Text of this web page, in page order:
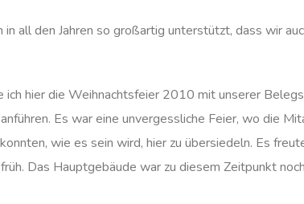
in all den Jahren so großartig unterstützt, dass wir
hier die Weihnachtsfeier 2010 mit unserer
Es war eine unvergessliche Feier, wo die
wie es sein wird, hier zu übersiedeln. Es
Das Hauptgebäude war zu diesem Zeitpunkt